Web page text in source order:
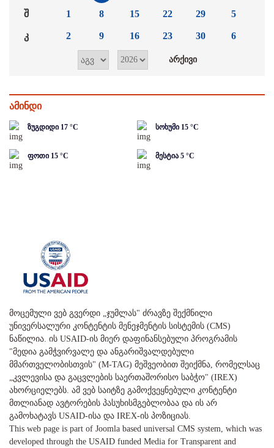
შ
კ
1
2
8
9
15
16
22
23
29
30
5
6
ამინდი
ზუგდიდი 17 °C სოხუმი 15 °C
ფოთი 15 °C მესტია 5 °C
მოცემული ვებ გვერდი „ჯუმლას" ძრავზე შექმნილი
უნივერსალური კონტენტის მენეჯმენტის სისტემის (CMS)
ნაწილია. ის USAID-ის მიერ დაფინანსებული პროგრამის
"მედია გამჭვირვალე და ანგარიშვალდებული
მმართველობისთვის" (M-TAG) მეშვეობით შეიქმნა, რომელსაც
„კვლევისა და გაცვლების საერთაშორისო საბჭო" (IREX)
ახორციელებს. ამ ვებ საიტზე გამოქვეყნებული კონტენტი
მთლიანად ავტორების პასუხისმგებლობაა და ის არ
გამოხატავს USAID-ისა და IREX-ის პოზიციას.
This web page is part of Joomla based universal CMS system, which was
developed through the USAID funded Media for Transparent and